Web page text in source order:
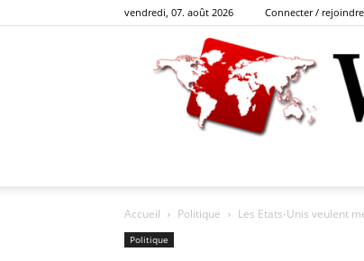
vendredi, 07. août 2026 Connecter / rejoindre
Accueil Politique Les Etats-Unis veulent
Politique